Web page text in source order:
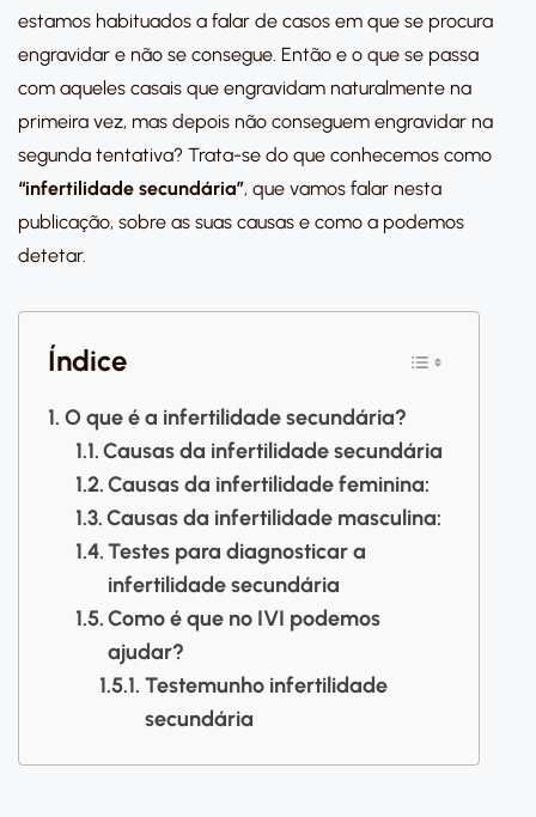
estamos habituados a falar de casos em que se procura
engravidar e não se consegue. Então e o que se passa
com aqueles casais que engravidam naturalmente na
primeira vez, mas depois não conseguem engravidar na
segunda tentativa? Trata-se do que conhecemos como
“infertilidade secundária”, que vamos falar nesta
publicação, sobre as suas causas e como a podemos
detetar.
Índice
O que é a infertilidade secundária?
Causas da infertilidade secundária
Causas da infertilidade feminina:
Causas da infertilidade masculina:
Testes para diagnosticar a
infertilidade secundária
Como é que no IVI podemos
ajudar?
Testemunho infertilidade
secundária